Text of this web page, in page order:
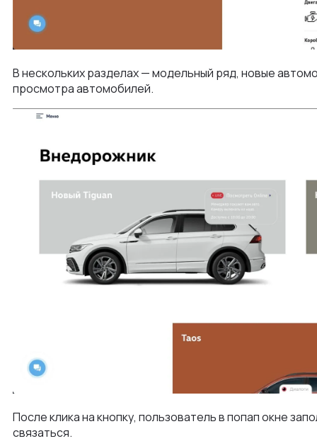
В нескольких разделах — модельный ряд, новые
просмотра автомобилей.
После клика на кнопку, пользователь в попап окне
связаться.